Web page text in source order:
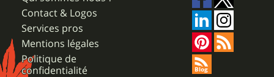
Contact & Logos
Services pros
Mentions légales
Politique de
confidentialité